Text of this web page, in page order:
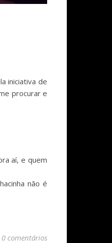
iniciativa de
procurar e
aí, e quem
não é
0 comentários